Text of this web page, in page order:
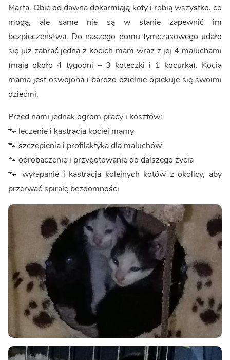
Marta. Obie od dawna dokarmiają koty i robią wszystko, co
mogą, ale same nie są w stanie zapewnić im
bezpieczeństwa. Do naszego domu tymczasowego udało
się już zabrać jedną z kocich mam wraz z jej 4 maluchami
(mają około 4 tygodni – 3 koteczki i 1 kocurka). Kocia
mama jest oswojona i bardzo dzielnie opiekuje się swoimi
dziećmi.
Przed nami jednak ogrom pracy i kosztów:
🐾 leczenie i kastracja kociej mamy
🐾 szczepienia i profilaktyka dla maluchów
🐾 odrobaczenie i przygotowanie do dalszego życia
🐾 wyłapanie i kastracja kolejnych kotów z okolicy, aby
przerwać spiralę bezdomności